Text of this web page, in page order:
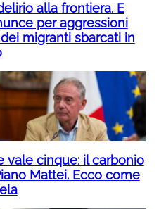
alla frontiera. E
per aggressioni
migranti sbarcati in
vale cinque: il carbonio
Mattei. Ecco come